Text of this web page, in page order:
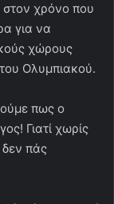
στον χρόνο που
για να
χώρους
του Ολυμπιακού.
πως ο
Γιατί χωρίς
δεν πάς